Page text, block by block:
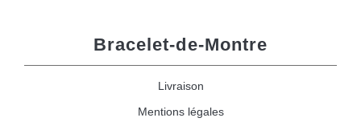
Bracelet-de-Montre
Livraison
Mentions légales